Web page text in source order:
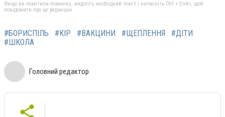
Якщо ви помітили помилку, виділіть необхідний текст і натисніть Ctrl + Enter, щоб
повідомити про це редакцію
#БОРИСПІЛЬ #КІР #ВАКЦИНИ #ЩЕПЛЕННЯ
#ДІТИ
#ШКОЛА
Головний редактор